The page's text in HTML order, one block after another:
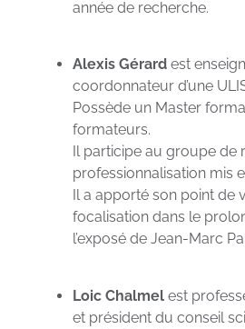
année de recherche.
Alexis Gérard est
coordonnateur d’une
Possède un Master
formateurs.
Il participe au groupe de
professionnalisation mis
Il a apporté son point de
focalisation dans le
l’exposé de Jean-Marc
Loic Chalmel est
et président du conseil